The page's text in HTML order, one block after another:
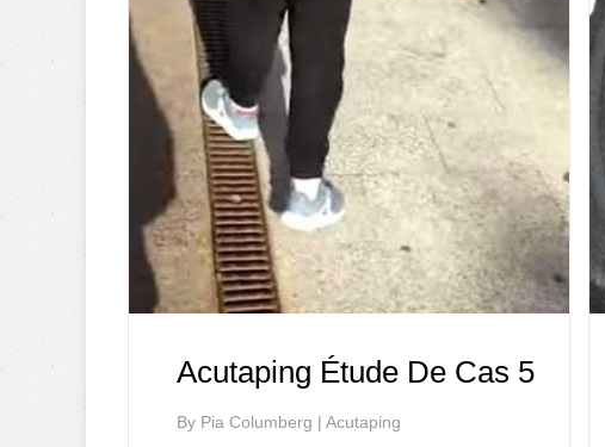
Acutaping Étude De Cas 5
By Pia Columberg | Acutaping